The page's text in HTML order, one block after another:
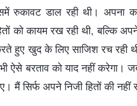
रुकावट डाल रही थी। अपना
को कायम रख रही थी, बल्कि
खुद के लिए साजिश रच रही
ऐसे बरताव को याद नहीं करेगा।
मैं सिर्फ अपने निजी हितों की